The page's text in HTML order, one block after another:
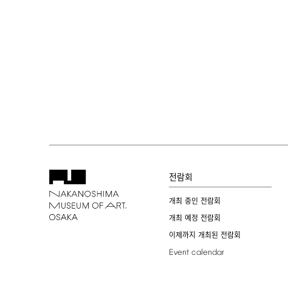
전람회
개최 중인 전람회
개최 예정 전람회
이제까지 개최된 전람회
Event calendar